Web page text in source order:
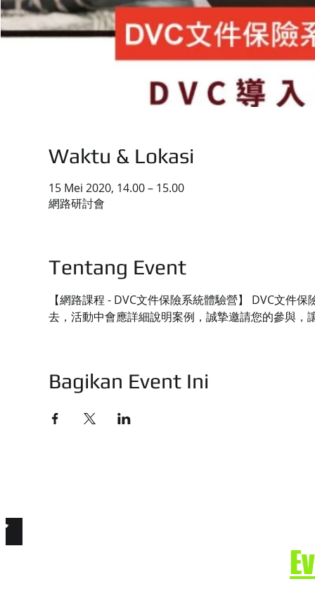
Waktu & Lokasi
15 Mei 2020, 14.00 – 15.00
網路研討會
Tentang Event
【網路課程 - DVC文件保險系統體驗營】 DVC文件
去，活動中會應詳細說明案例，誠摯邀請您的參與，
Bagikan Event Ini
限公司